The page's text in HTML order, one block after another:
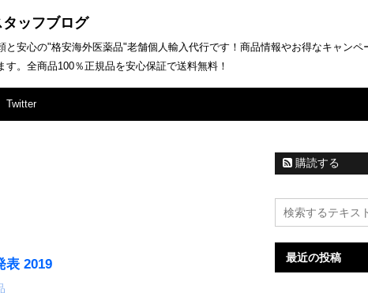
ッフブログ
と安心の"格安海外医薬品"老舗個人輸入代行です！商品情報やお得なキャン
す。全商品100％正規品を安心保証で送料無料！
Twitter
表 2019
購読する
最近の投稿